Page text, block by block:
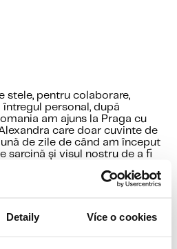
Detaily Více o cookies
stele, pentru colaborare,
personal, după
am ajuns la Praga cu
care doar cuvinte de
de zile de când am început
sarcină și visul nostru de a fi
stele, pentru colaborare,
personal, după
am ajuns la Praga cu